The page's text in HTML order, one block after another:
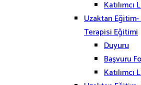
Katılımcı
Uzaktan
Terapisi Eğitimi
Duyuru
Başvuru
Katılımcı